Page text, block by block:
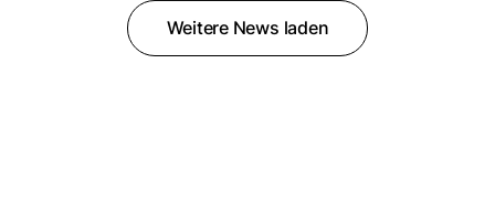
Weitere News laden